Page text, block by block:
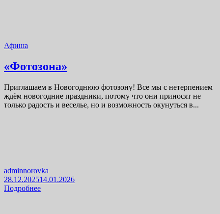
Афиша
«Фотозона»
Приглашаем в Новогоднюю фотозону! Все мы с нетерпением
ждём новогодние праздники, потому что они приносят не
только радость и веселье, но и возможность окунуться в...
adminnorovka
28.12.202514.01.2026
Подробнее